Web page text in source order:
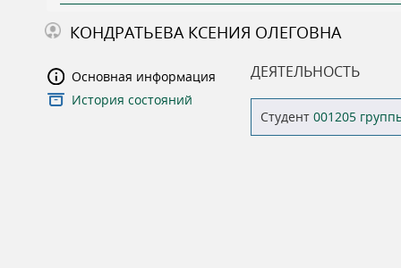
ТГУ ОТКРЫЛ
В
ы
з
КОНДРАТЬЕВА КСЕНИЯ ОЛЕГОВНА
Основная информация
История состояний
ДЕЯТЕЛЬНОСТЬ
Студент 001205